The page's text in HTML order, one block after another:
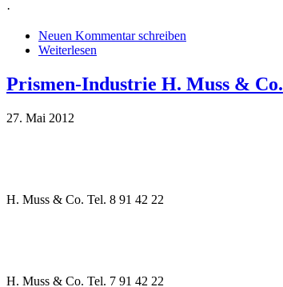
·
Neuen Kommentar schreiben
Weiterlesen
Prismen-Industrie H. Muss & Co.
27. Mai 2012
H. Muss & Co. Tel. 8 91 42 22
H. Muss & Co. Tel. 7 91 42 22